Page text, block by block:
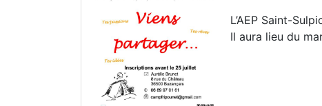
L’AEP Saint-
Il aura lieu du